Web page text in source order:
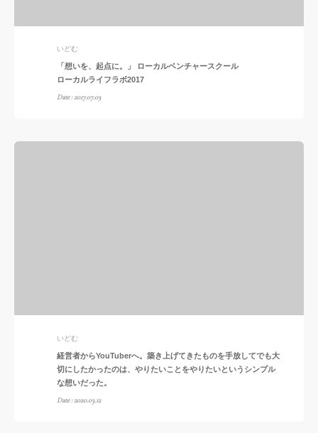
いどむ
「想いを、起点に。」 ローカルベンチャースクール
ローカルライフラボ2017
Date : 2017.07.03
いどむ
経営者からYouTuberへ。築き上げてきたものを手放してでも大
切にしたかったのは、やりたいことをやりたいというシンプル
な想いだった。
Date : 2020.03.12